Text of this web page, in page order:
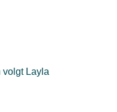
volgt Layla